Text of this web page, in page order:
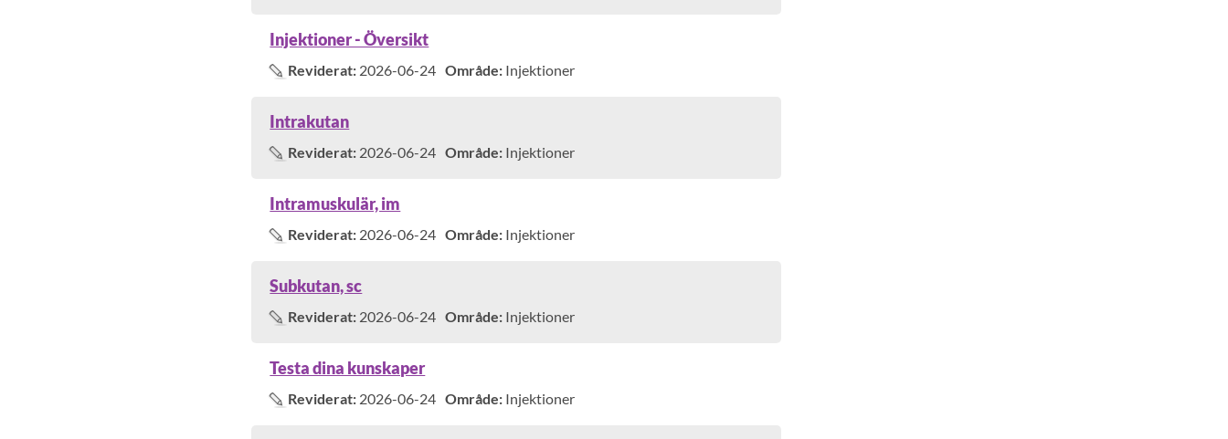
Injektioner - Översikt
Reviderat: 2026-06-24 Område: Injektioner
Intrakutan
Reviderat: 2026-06-24 Område: Injektioner
Intramuskulär, im
Reviderat: 2026-06-24 Område: Injektioner
Subkutan, sc
Reviderat: 2026-06-24 Område: Injektioner
Testa dina kunskaper
Reviderat: 2026-06-24 Område: Injektioner